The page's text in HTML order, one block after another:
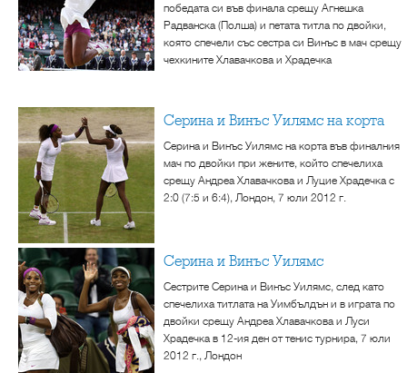
победата си във финала срещу Агнешка
Радванска (Полша) и петата титла по двойки,
която спечели със сестра си Винъс в мач срещу
чехкините Хлавачкова и Храдечка
Серина и Винъс Уилямс на корта
Серина и Винъс Уилямс на корта във финалния
мач по двойки при жените, който спечелиха
срещу Андреа Хлавачкова и Луцие Храдечка с
2:0 (7:5 и 6:4), Лондон, 7 юли 2012 г.
Серина и Винъс Уилямс
Сестрите Серина и Винъс Уилямс, след като
спечелиха титлата на Уимбълдън и в играта по
двойки срещу Андреа Хлавачкова и Луси
Храдечка в 12-ия ден от тенис турнира, 7 юли
2012 г., Лондон